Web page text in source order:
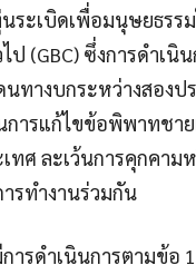
นระเบิดเพื่อมนุษยธ
(GBC) ซึ่งการดำเนิ
ทางบกระหว่างสองป
การแก้ไขข้อพิพาทช
ทศ ละเว้นการคุกคาม
รทำงานร่วมกัน
ารดำเนินการตามข้อ